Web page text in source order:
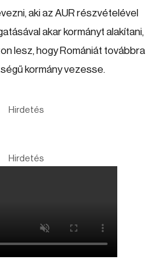
aki az AUR részvételével
akar kormányt alakítani,
lesz, hogy Romániát továbbra
kormány vezesse.
Hirdetés
Hirdetés